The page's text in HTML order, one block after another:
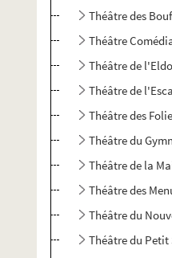
Théâtre des
Théâtre
Théâtre de
Théâtre de
Théâtre des
Théâtre du
Théâtre de la
Théâtre des
Théâtre du
Théâtre du